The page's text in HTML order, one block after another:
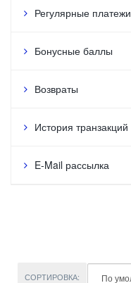
Регулярные платежи
Бонусные баллы
Возвраты
История транзакций
E-Mail рассылка
СОРТИРОВКА: